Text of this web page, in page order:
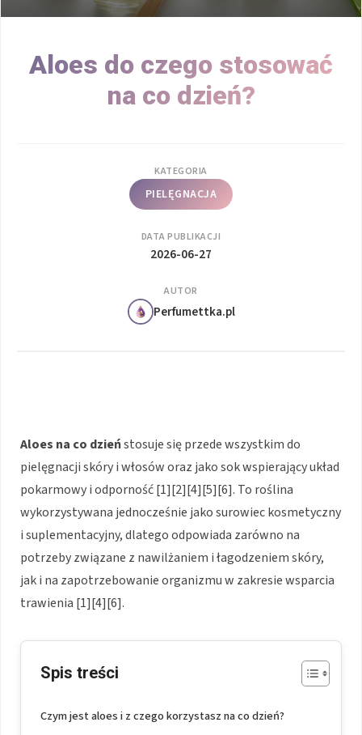
Aloes do czego stosować
na co dzień?
KATEGORIA
PIELĘGNACJA
DATA PUBLIKACJI
2026-06-27
AUTOR
Perfumettka.pl
Aloes na co dzieństosuje się przede wszystkim do
pielęgnacji skóry i włosów oraz jako sok wspierający układ
pokarmowy i odporność [1][2][4][5][6]. To roślina
wykorzystywana jednocześnie jako surowiec kosmetyczny
i suplementacyjny, dlatego odpowiada zarówno na
potrzeby związane z nawilżaniem i łagodzeniem skóry,
jak i na zapotrzebowanie organizmu w zakresie wsparcia
trawienia [1][4][6].
Spis treści
Czym jest aloes i z czego korzystasz na co dzień?